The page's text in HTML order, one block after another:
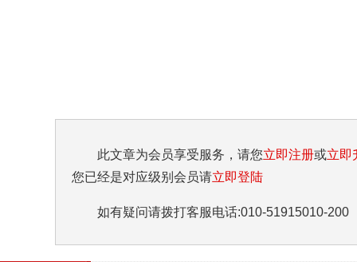
此文章为会员享受服务，请您立即注册或立即
您已经是对应级别会员请立即登陆
如有疑问请拨打客服电话:010-51915010-200